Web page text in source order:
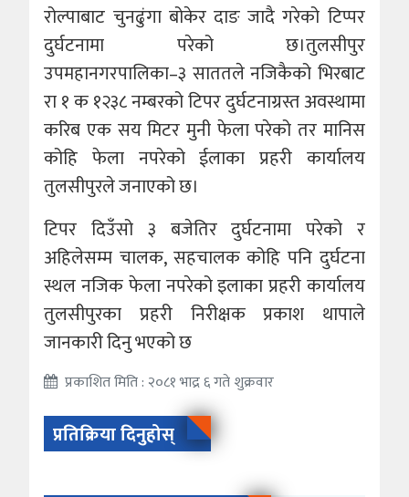
रोल्पाबाट चुनढुंगा बोकेर दाङ जादै गरेको टिप्पर
दुर्घटनामा परेको छ।तुलसीपुर
उपमहानगरपालिका–३ साततले नजिकैको भिरबाट
रा १ क १२३८ नम्बरको टिपर दुर्घटनाग्रस्त अवस्थामा
करिब एक सय मिटर मुनी फेला परेको तर मानिस
कोहि फेला नपरेको ईलाका प्रहरी कार्यालय
तुलसीपुरले जनाएको छ।
टिपर दिउँसो ३ बजेतिर दुर्घटनामा परेको र
अहिलेसम्म चालक, सहचालक कोहि पनि दुर्घटना
स्थल नजिक फेला नपरेको इलाका प्रहरी कार्यालय
तुलसीपुरका प्रहरी निरीक्षक प्रकाश थापाले
जानकारी दिनु भएको छ
प्रकाशित मिति : २०८१ भाद्र ६ गते शुक्रवार
प्रतिक्रिया दिनुहोस्